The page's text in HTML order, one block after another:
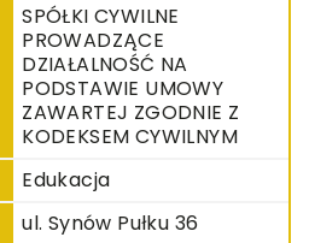
SPÓŁKI CYWILNE
PROWADZĄCE
DZIAŁALNOŚĆ NA
PODSTAWIE UMOWY
ZAWARTEJ ZGODNIE Z
KODEKSEM CYWILNYM
Edukacja
ul. Synów Pułku 36